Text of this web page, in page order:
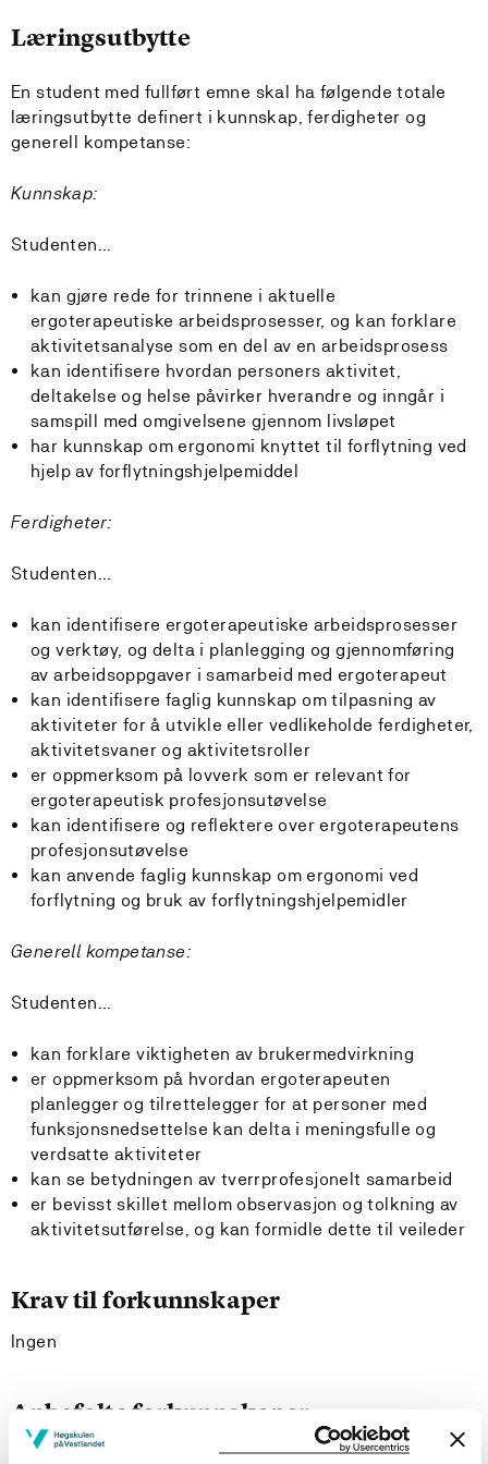
Læringsutbytte
En student med fullført emne skal ha følgende totale
læringsutbytte definert i kunnskap, ferdigheter og
generell kompetanse:
Kunnskap:
Studenten…
kan gjøre rede for trinnene i aktuelle
ergoterapeutiske arbeidsprosesser, og kan forklare
aktivitetsanalyse som en del av en arbeidsprosess
kan identifisere hvordan personers aktivitet,
deltakelse og helse påvirker hverandre og inngår i
samspill med omgivelsene gjennom livsløpet
har kunnskap om ergonomi knyttet til forflytning ved
hjelp av forflytningshjelpemiddel
Ferdigheter:
Studenten…
kan identifisere ergoterapeutiske arbeidsprosesser
og verktøy, og delta i planlegging og gjennomføring
av arbeidsoppgaver i samarbeid med ergoterapeut
kan identifisere faglig kunnskap om tilpasning av
aktiviteter for å utvikle eller vedlikeholde ferdigheter,
aktivitetsvaner og aktivitetsroller
er oppmerksom på lovverk som er relevant for
ergoterapeutisk profesjonsutøvelse
kan identifisere og reflektere over ergoterapeutens
profesjonsutøvelse
kan anvende faglig kunnskap om ergonomi ved
forflytning og bruk av forflytningshjelpemidler
Generell kompetanse:
Studenten…
kan forklare viktigheten av brukermedvirkning
er oppmerksom på hvordan ergoterapeuten
planlegger og tilrettelegger for at personer med
funksjonsnedsettelse kan delta i meningsfulle og
verdsatte aktiviteter
kan se betydningen av tverrprofesjonelt samarbeid
er bevisst skillet mellom observasjon og tolkning av
aktivitetsutførelse, og kan formidle dette til veileder
Krav til forkunnskaper
Ingen
Anbefalte forkunnskaper
ERG100, ERG110, ERG120, ERG130 og ERG140.